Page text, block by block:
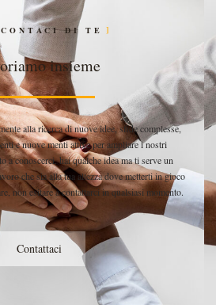
DI TE
insieme
alla ricerca di nuove idee, sfide complesse,
e nuove menti attive per ampliare i nostri
a conoscerci, hai qualche idea ma ti serve un
che sia alla tua altezza dove metterti in gioco
non esitare a contattarci in qualsiasi momento.
Contattaci